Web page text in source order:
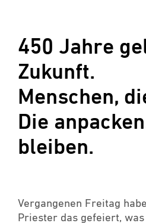
450 Jahre
Zukunft.
Menschen,
Die
bleiben.
Vergangenen Freitag
Priester das gefeiert,